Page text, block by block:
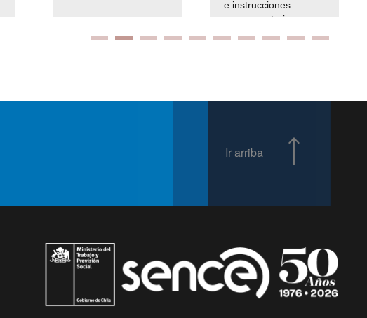
e instrucciones
presuspuetarias
Ir arriba